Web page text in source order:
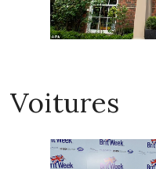
Voitures